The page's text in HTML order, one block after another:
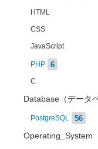
HTML
CSS
JavaScript
PHP 6
C
Database（データ
PostgreSQL 56
Operating_System